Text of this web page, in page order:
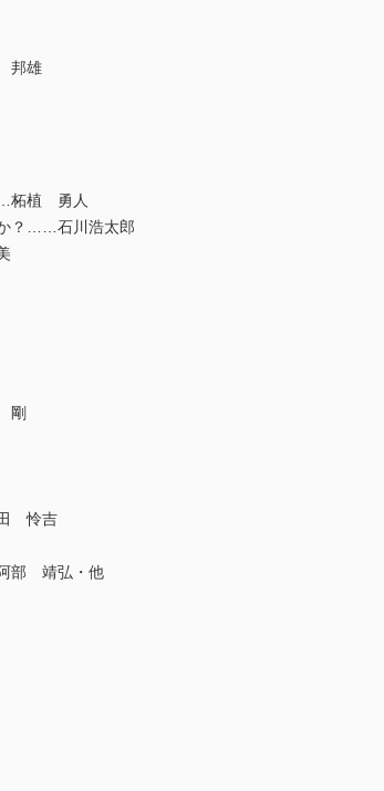
邦雄
柘植 勇人
？……石川浩太郎
剛
田 怜吉
部 靖弘・他